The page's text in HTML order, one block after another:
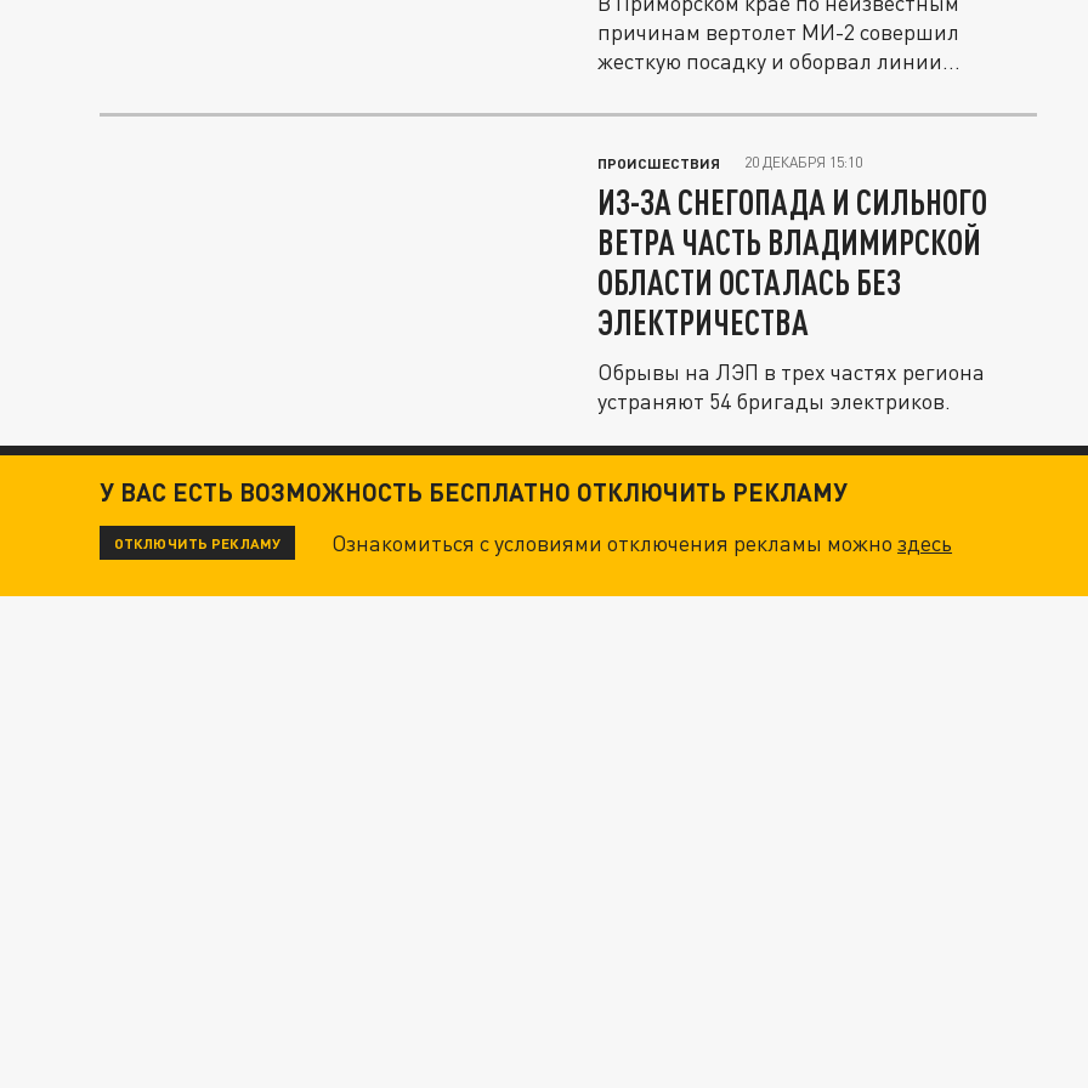
причинам вертолет МИ-2 совершил
жесткую посадку и оборвал линии
ПРОИСШЕСТВИЯ 20 ДЕКАБРЯ 15:10
ИЗ-ЗА СНЕГОПАДА И СИЛЬНОГО
ВЕТРА ЧАСТЬ ВЛАДИМИРСКОЙ
ОБЛАСТИ ОСТАЛАСЬ БЕЗ
ЭЛЕКТРИЧЕСТВА
Обрывы на ЛЭП в трех частях региона
устраняют 54 бригады электриков.
У ВАС ЕСТЬ ВОЗМОЖНОСТЬ БЕСПЛАТНО ОТКЛЮЧИТЬ РЕКЛАМУ
ОТКЛЮЧИТЬ РЕКЛАМУ Ознакомиться с условиями отключения рекламы можноздесь